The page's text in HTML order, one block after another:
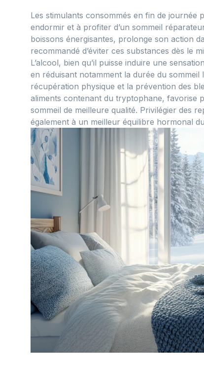
Les stimulants consommés en fin de
endormir et à profiter d’un sommeil
boissons énergisantes, prolonge son action
recommandé d’éviter ces substances dès le
L’alcool, bien qu’il puisse induire une
en réduisant notamment la durée du
récupération physique et la prévention des
aliments contenant du tryptophane, favorise
sommeil de meilleure qualité. Privilégier des
également à un meilleur équilibre hormonal